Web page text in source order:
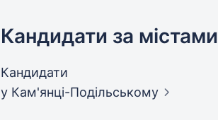
Кандидати за містами
Кандидати
у Кам'янці-Подільському